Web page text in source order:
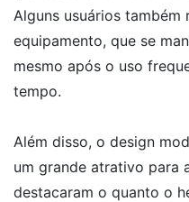
Alguns usuários também
equipamento, que se
mesmo após o uso
tempo.
Além disso, o design
um grande atrativo para
destacaram o quanto o